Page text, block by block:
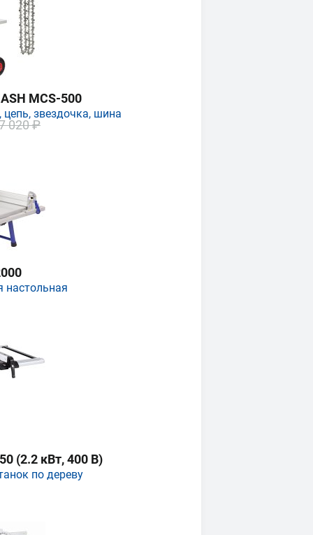
MCS-500
цепь, звездочка, шина
020 ₽
настольная
(2.2 кВт, 400 В)
по дереву